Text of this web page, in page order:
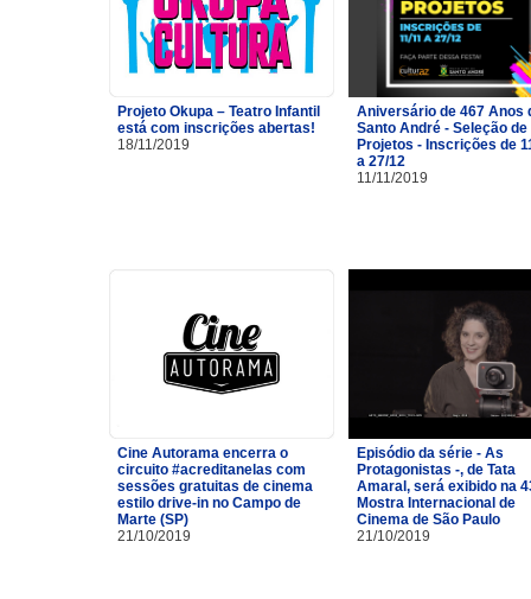
Projeto Okupa – Teatro Infantil
está com inscrições abertas!
18/11/2019
Aniversário de 467 Anos
Santo André - Seleção de
Projetos - Inscrições de
a 27/12
11/11/2019
Cine Autorama encerra o
circuito #acreditanelas com
sessões gratuitas de cinema
estilo drive-in no Campo de
Marte (SP)
21/10/2019
Episódio da série - As
Protagonistas -, de Tata
Amaral, será exibido na
Mostra Internacional de
Cinema de São Paulo
21/10/2019